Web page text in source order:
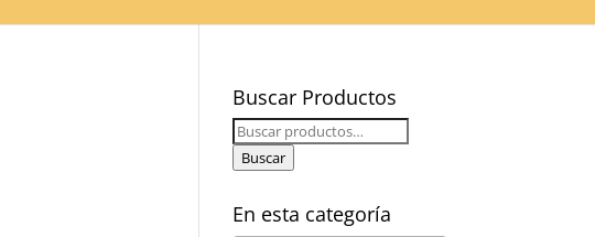
Buscar Productos
Buscar
por:
Buscar
En esta categoría